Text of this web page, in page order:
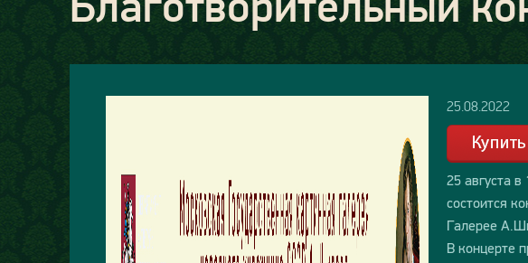
25.08.2022
25 августа
состоится
Галерее
В концерте